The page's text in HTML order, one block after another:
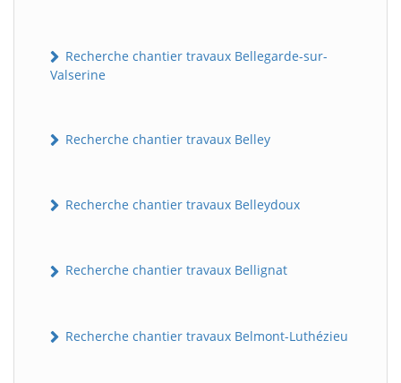
Recherche chantier travaux Bellegarde-sur-
Valserine
Recherche chantier travaux Belley
Recherche chantier travaux Belleydoux
Recherche chantier travaux Bellignat
Recherche chantier travaux Belmont-Luthézieu